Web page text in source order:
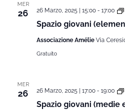
MER
26
Spazio giovani
26 Marzo, 2025 | 15:00- 17:00
Associazione Amélie Via
Gratuito
MER
26
Spazio giovani (medie
26 Marzo, 2025 | 17:00- 19:00